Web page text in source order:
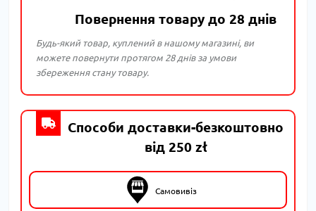
Повернення товару до 28 днів
Будь-який товар, куплений в нашому магазині, ви
можете повернути протягом 28 днів за умови
збереження стану товару.
Способи доставки-безкоштовно
від 250 zł
Самовивіз